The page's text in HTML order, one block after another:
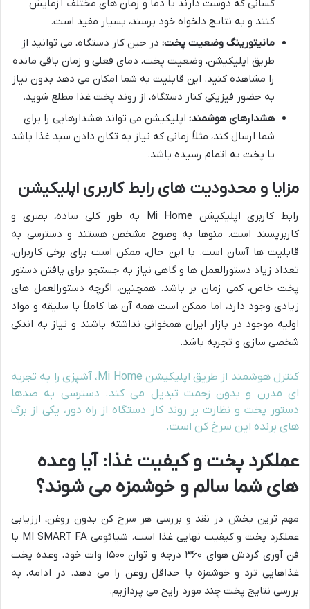
کسانی که دوست دارند با دما و زمان های مختلف آزمایش
کنند و به نتایج دلخواه خود برسند، بسیار مفید است.
مانیتورینگ وضعیت پخت: در حین کار دستگاه، می توانید از
طریق اپلیکیشن، وضعیت پخت، دمای فعلی و زمان باقی مانده
را مشاهده کنید. این قابلیت به شما امکان می دهد بدون نیاز
به حضور فیزیکی کنار دستگاه، از روند پخت غذا مطلع شوید.
هشدارهای هوشمند: اپلیکیشن می تواند هشدارهایی را برای
شما ارسال کند، مثلاً زمانی که نیاز به تکان دادن سبد غذا باشد
یا پخت به اتمام رسیده باشد.
مزایا و محدودیت های رابط کاربری اپلیکیشن
رابط کاربری اپلیکیشن Mi Home به طور کلی ساده، بصری و
کاربرپسند است. منوها به وضوح مشخص هستند و دسترسی به
قابلیت ها آسان است. با این حال، ممکن است برای برخی کاربران،
تعداد زیاد دستورالعمل ها و گاهی نیاز به جستجو برای یافتن دستور
پخت خاص، کمی زمان بر باشد. همچنین، اگرچه دستورالعمل های
زیادی وجود دارد، اما ممکن است همه آن ها کاملاً با سلیقه و مواد
اولیه موجود در بازار ایران همخوانی نداشته باشند و نیاز به اندکی
شخصی سازی و تجربه باشد.
کنترل هوشمند از طریق اپلیکیشن Mi Home، آشپزی را به تجربه
ای مدرن و بدون زحمت تبدیل می کند. دسترسی به صدها
دستور پخت و نظارت بر روند کار دستگاه از راه دور، یکی از برگ
های برنده این سرخ کن است.
عملکرد پخت و کیفیت غذا: آیا وعده
های شما سالم و خوشمزه می شوند؟
مهم ترین بخش در نقد و بررسی هر سرخ کن بدون روغن، ارزیابی
عملکرد پخت و کیفیت نهایی غذا است. شیائومی MI SMART FA با
فن آوری گردش هوای ۳۶۰ درجه و توان ۱۵۰۰ وات خود، وعده پخت
غذاهایی ترد و خوشمزه با حداقل روغن را می دهد. در ادامه، به
بررسی نتایج پخت چند مورد رایج می پردازیم.